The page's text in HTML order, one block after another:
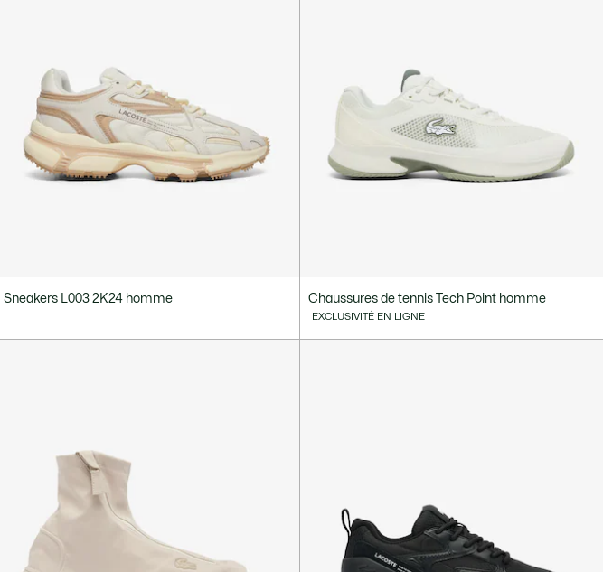
Sneakers L003 2K24 homme Chaussures de tennis Tech Point homme
EXCLUSIVITÉ EN LIGNE